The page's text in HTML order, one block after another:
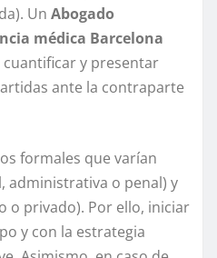
Un Abogado
médica Barcelona
cuantificar y presentar
ante la contraparte
formales que varían
administrativa o penal) y
o privado). Por ello, iniciar
y con la estrategia